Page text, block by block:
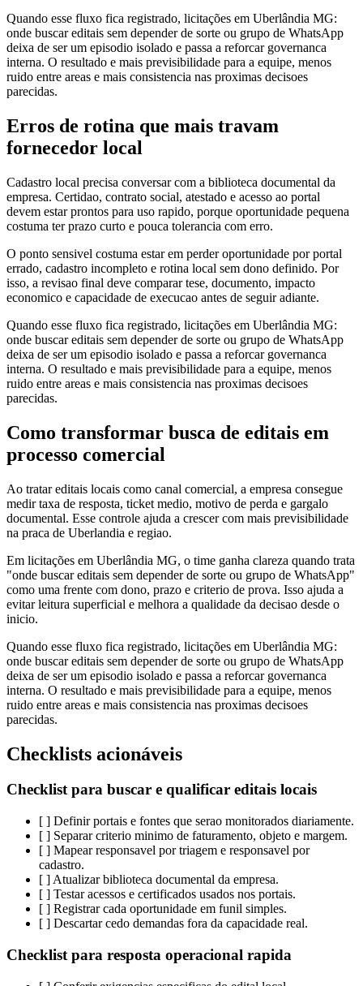
Quando esse fluxo fica registrado, licitações em Uberlândia MG:
onde buscar editais sem depender de sorte ou grupo de WhatsApp
deixa de ser um episodio isolado e passa a reforcar governanca
interna. O resultado e mais previsibilidade para a equipe, menos
ruido entre areas e mais consistencia nas proximas decisoes
parecidas.
Erros de rotina que mais travam
fornecedor local
Cadastro local precisa conversar com a biblioteca documental da
empresa. Certidao, contrato social, atestado e acesso ao portal
devem estar prontos para uso rapido, porque oportunidade pequena
costuma ter prazo curto e pouca tolerancia com erro.
O ponto sensivel costuma estar em perder oportunidade por portal
errado, cadastro incompleto e rotina local sem dono definido. Por
isso, a revisao final deve comparar tese, documento, impacto
economico e capacidade de execucao antes de seguir adiante.
Quando esse fluxo fica registrado, licitações em Uberlândia MG:
onde buscar editais sem depender de sorte ou grupo de WhatsApp
deixa de ser um episodio isolado e passa a reforcar governanca
interna. O resultado e mais previsibilidade para a equipe, menos
ruido entre areas e mais consistencia nas proximas decisoes
parecidas.
Como transformar busca de editais em
processo comercial
Ao tratar editais locais como canal comercial, a empresa consegue
medir taxa de resposta, ticket medio, motivo de perda e gargalo
documental. Esse controle ajuda a crescer com mais previsibilidade
na praca de Uberlandia e regiao.
Em licitações em Uberlândia MG, o time ganha clareza quando trata
"onde buscar editais sem depender de sorte ou grupo de WhatsApp"
como uma frente com dono, prazo e criterio de prova. Isso ajuda a
evitar leitura superficial e melhora a qualidade da decisao desde o
inicio.
Quando esse fluxo fica registrado, licitações em Uberlândia MG:
onde buscar editais sem depender de sorte ou grupo de WhatsApp
deixa de ser um episodio isolado e passa a reforcar governanca
interna. O resultado e mais previsibilidade para a equipe, menos
ruido entre areas e mais consistencia nas proximas decisoes
parecidas.
Checklists acionáveis
Checklist para buscar e qualificar editais locais
[ ] Definir portais e fontes que serao monitorados diariamente.
[ ] Separar criterio minimo de faturamento, objeto e margem.
[ ] Mapear responsavel por triagem e responsavel por
cadastro.
[ ] Atualizar biblioteca documental da empresa.
[ ] Testar acessos e certificados usados nos portais.
[ ] Registrar cada oportunidade em funil simples.
[ ] Descartar cedo demandas fora da capacidade real.
Checklist para resposta operacional rapida